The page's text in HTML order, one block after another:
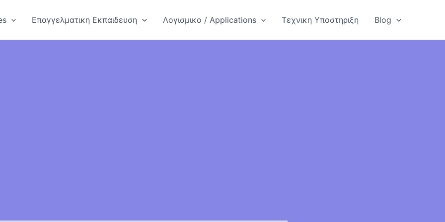
Επαγγελματικη Εκπαιδευση Λογισμικο / Applications Τεχνικη Υποστηριξη Blog